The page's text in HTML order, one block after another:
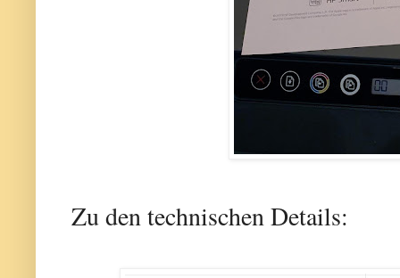
Zu den technischen Details: